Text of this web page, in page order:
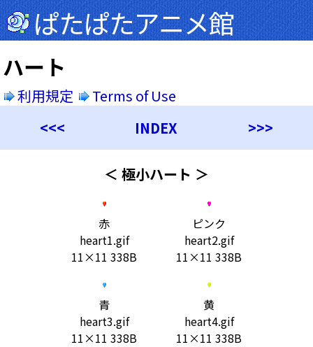
ぱたぱたアニメ館
ハート
利用規定
Terms of Use
<<<
INDEX >>>
＜ 極小ハート ＞
赤
heart1.gif
11×11 338B
ピンク
heart2.gif
11×11 338B
青
heart3.gif
11×11 338B
黄
heart4.gif
11×11 338B